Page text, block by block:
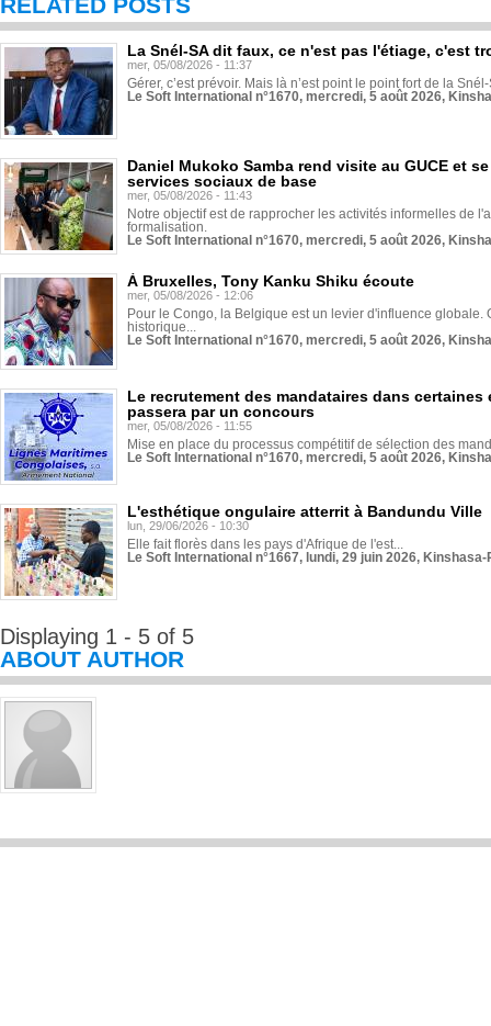
RELATED POSTS
La Snél-SA dit faux, ce n'est pas l'étiage, c'est
mer, 05/08/2026 - 11:37
Gérer, c’est prévoir. Mais là n’est point le point fort de la
Le Soft International n°1670, mercredi, 5 août 2026,
Daniel Mukoko Samba rend visite au GUCE et
services sociaux de base
mer, 05/08/2026 - 11:43
Notre objectif est de rapprocher les activités informelles de
formalisation.
Le Soft International n°1670, mercredi, 5 août 2026,
À Bruxelles, Tony Kanku Shiku écoute
mer, 05/08/2026 - 12:06
Pour le Congo, la Belgique est un levier d'influence globale.
historique...
Le Soft International n°1670, mercredi, 5 août 2026,
Le recrutement des mandataires dans
passera par un concours
mer, 05/08/2026 - 11:55
Mise en place du processus compétitif de sélection des
Le Soft International n°1670, mercredi, 5 août 2026,
L'esthétique ongulaire atterrit à Bandundu Ville
lun, 29/06/2026 - 10:30
Elle fait florès dans les pays d'Afrique de l'est...
Le Soft International n°1667, lundi, 29 juin 2026,
Displaying 1 - 5 of 5
ABOUT AUTHOR